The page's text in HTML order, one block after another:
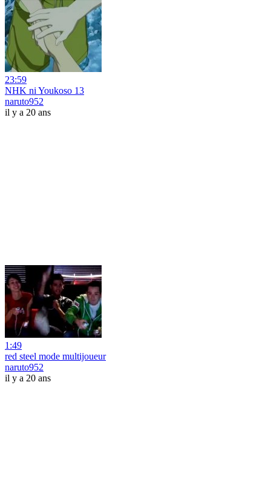
23:59
NHK ni Youkoso 13
naruto952
il y a 20 ans
1:49
red steel mode multijoueur
naruto952
il y a 20 ans